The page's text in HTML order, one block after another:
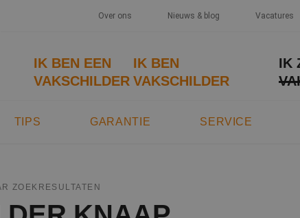
Over ons Nieuws & blog Vacatures
IK BEN EEN
VAKSCHILDER
IK BEN
VAKSCHILDER
IK
TIPS GARANTIE SERVICE
ZOEKRESULTATEN